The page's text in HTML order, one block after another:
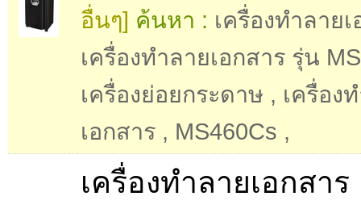
อื่นๆ] ค้นหา : เครื่องทำลาย
เครื่องทำลายเอกสาร รุ่น
เครื่องย่อยกระดาษ , เครื่อง
เอกสาร , MS460Cs ,
เครื่องทำลายเอกสาร